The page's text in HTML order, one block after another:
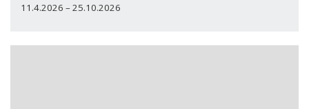
11.4.2026 – 25.10.2026